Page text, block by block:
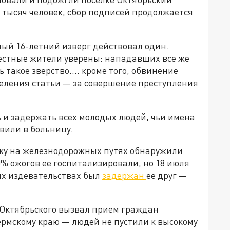
человек, сбор подписей продолжается
16-летний изверг действовал один.
жители уверены: нападавших все же
зверство.... кроме того, обвинение
статьи — за совершение преступления
задержать всех молодых людей, чьи имена
в больницу.
на железнодорожных путях обнаружили
ожогов ее госпитализировали, но 18 июля
издевательствах был задержан ее друг —
вызвал прием граждан
краю — людей не пустили к высокому